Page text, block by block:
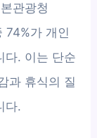
관광청
74%가 개인
다. 이는 단순
과 휴식의 질
다.